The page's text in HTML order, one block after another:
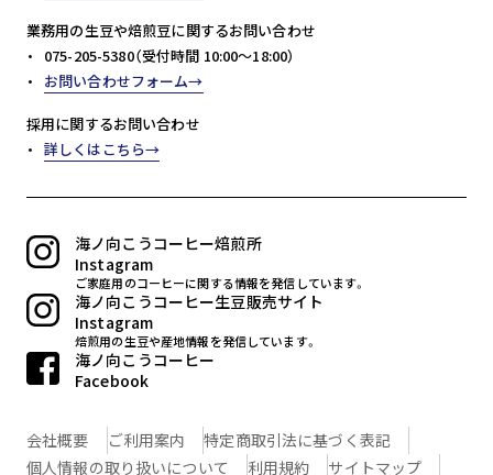
業務用の生豆や焙煎豆に関するお問い合わせ
075-205-5380（受付時間 10:00～18:00）
お問い合わせフォーム
採用に関するお問い合わせ
詳しくはこちら
海ノ向こうコーヒー焙煎所
Instagram
ご家庭用のコーヒーに関する情報を発信しています。
海ノ向こうコーヒー生豆販売サイト
Instagram
焙煎用の生豆や産地情報を発信しています。
海ノ向こうコーヒー
Facebook
会社概要 ご利用案内
特定商取引法に基づく表記
個人情報の取り扱いについて
利用規約 サイトマップ